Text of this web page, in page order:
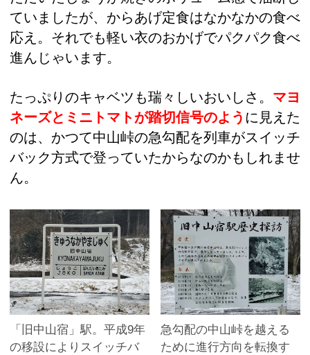
ていましたが、からあげ定食はなかなかの食べ
応え。それでも軽い衣のおかげでパクパク食べ
進んじゃいます。
たっぷりのキャベツも瑞々しいおいしさ。 マヨ
ネーズとミニトマトが踏切信号のよう に見えた
のは、かつて中山峠の急勾配を列車がスイッチ
バック方式で登っていたからなのかもしれませ
ん。
「旧中山宿」駅。平成9年
の移設によりスイッチバ
急勾配の中山峠を越える
ために進行方向を転換す